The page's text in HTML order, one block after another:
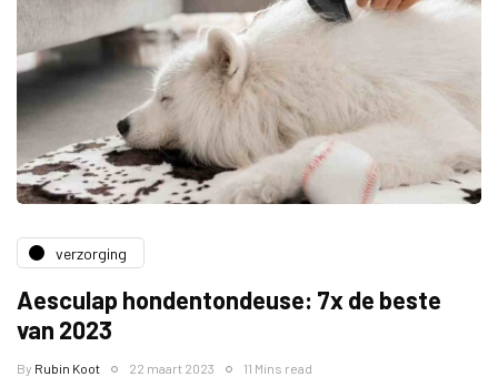
verzorging
Aesculap hondentondeuse: 7x de beste
van 2023
By Rubin Koot 22 maart 2023 11 Mins read